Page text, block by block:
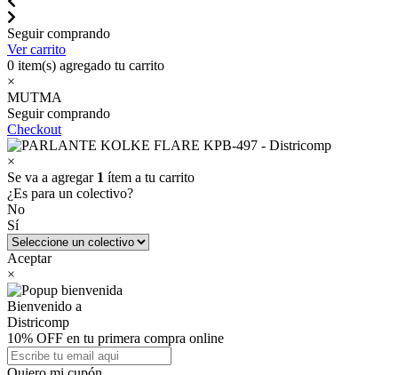
Seguir comprando
Ver carrito
0 item(s) agregado tu carrito
×
MUTMA
Seguir comprando
Checkout
×
Se va a agregar 1 ítem a tu carrito
¿Es para un colectivo?
No
Sí
Aceptar
×
Bienvenido a
Districomp
10% OFF en tu primera compra online